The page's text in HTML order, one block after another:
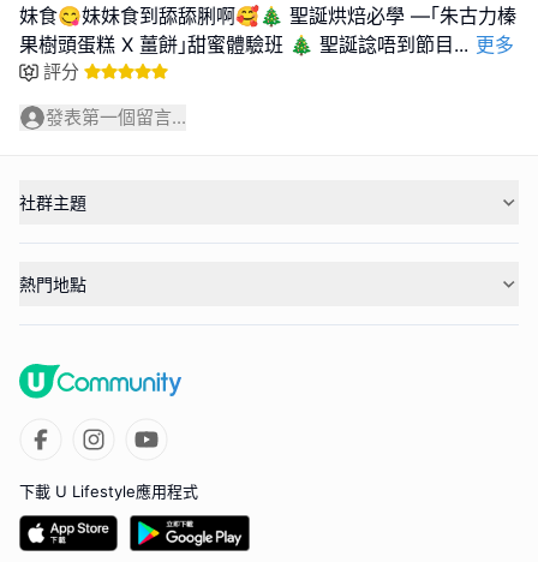
妹食😋妹妹食到舔舔脷啊🥰🎄 聖誕烘焙必學 —｢朱古力榛
果樹頭蛋糕 X 薑餅｣甜蜜體驗班 🎄 聖誕諗唔到節目... 更多
評分
發表第一個留言...
社群主題
熱門地點
下載 U Lifestyle應用程式